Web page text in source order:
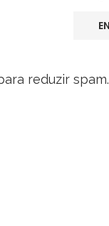
reduzir spam.